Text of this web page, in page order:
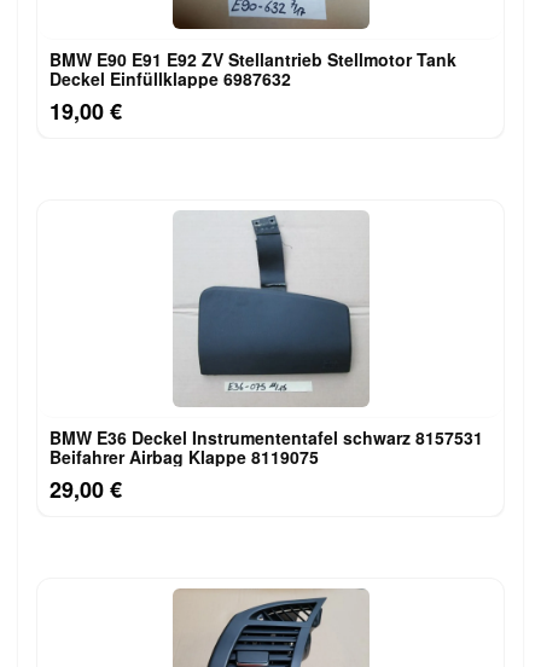
BMW E90 E91 E92 ZV Stellantrieb Stellmotor Tank
Deckel Einfüllklappe 6987632
19,00 €
BMW E36 Deckel Instrumententafel schwarz 8157531
Beifahrer Airbag Klappe 8119075
29,00 €